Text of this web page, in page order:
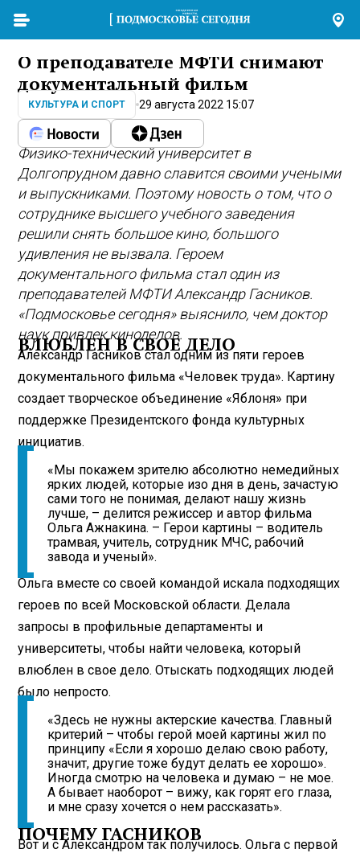
О преподавателе МФТИ снимают
документальный фильм
КУЛЬТУРА И СПОРТ 29 августа 2022 15:07
Физико-технический университет в
Долгопрудном давно славится своими учеными
и выпускниками. Поэтому новость о том, что о
сотруднике высшего учебного заведения
решили снять большое кино, большого
удивления не вызвала. Героем
документального фильма стал один из
преподавателей МФТИ Александр Гасников.
«Подмосковье сегодня» выяснило, чем доктор
наук привлек киноделов.
ВЛЮБЛЕН В СВОЕ ДЕЛО
Александр Гасников стал одним из пяти героев
документального фильма «Человек труда». Картину
создает творческое объединение «Яблоня» при
поддержке Президентского фонда культурных
инициатив.
«Мы покажем зрителю абсолютно немедийных
ярких людей, которые изо дня в день, зачастую
сами того не понимая, делают нашу жизнь
лучше, – делится режиссер и автор фильма
Ольга Ажнакина. – Герои картины – водитель
трамвая, учитель, сотрудник МЧС, рабочий
завода и ученый».
Ольга вместе со своей командой искала подходящих
героев по всей Московской области. Делала
запросы в профильные департаменты и
университеты, чтобы найти человека, который
влюблен в свое дело. Отыскать подходящих людей
было непросто.
«Здесь не нужны актерские качества. Главный
критерий – чтобы герой моей картины жил по
принципу «Если я хорошо делаю свою работу,
значит, другие тоже будут делать ее хорошо».
Иногда смотрю на человека и думаю – не мое.
А бывает наоборот – вижу, как горят его глаза,
и мне сразу хочется о нем рассказать».
ПОЧЕМУ ГАСНИКОВ
Вот и с Александром так получилось. Ольга с первой